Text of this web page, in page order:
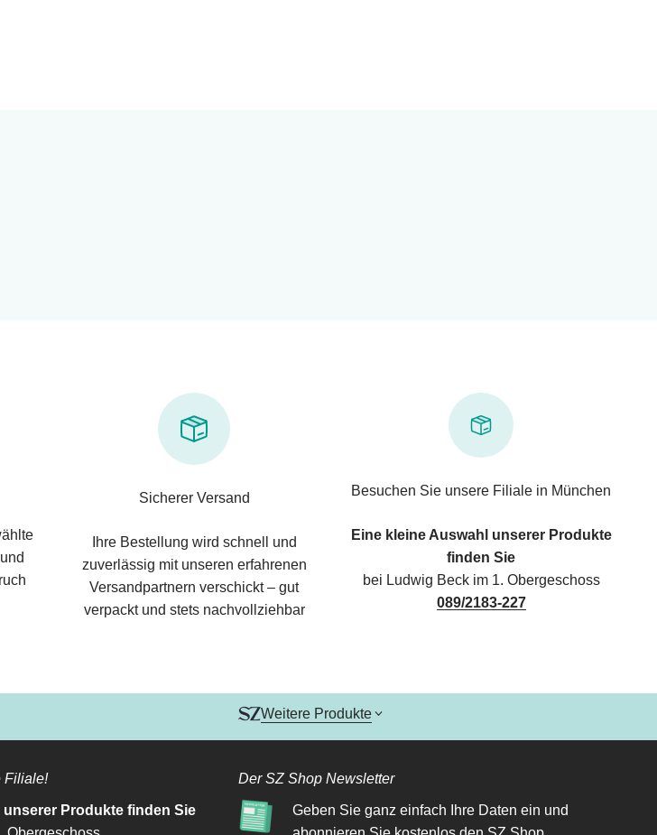
Sicherer Versand
Ihre Bestellung wird schnell und
zuverlässig mit unseren erfahrenen
Versandpartnern verschickt – gut
verpackt und stets nachvollziehbar
Besuchen Sie unsere Filiale in München
Eine kleine Auswahl unserer Produkte
finden Sie
bei Ludwig Beck im 1. Obergeschoss
089/2183-227
Weitere Produkte
Filiale!
unserer Produkte finden Sie
Der SZ Shop Newsletter
Geben Sie ganz einfach Ihre Daten ein und